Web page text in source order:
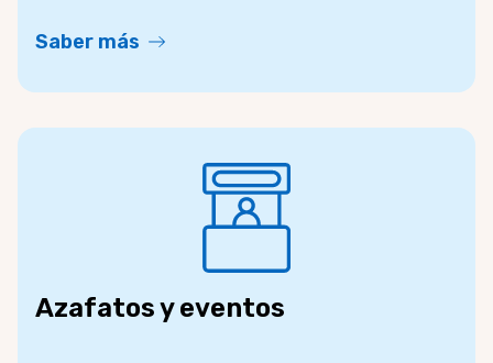
Saber más
Azafatos y eventos